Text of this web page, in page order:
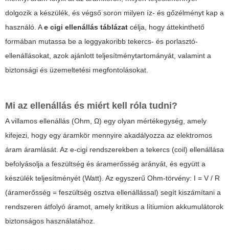
dolgozik a készülék, és végső soron milyen íz- és gőzélményt kap a
használó. Ae cigi ellenállás táblázat célja, hogy áttekinthető
formában mutassa be a leggyakoribb tekercs- és porlasztó-
ellenállásokat, azok ajánlott teljesítménytartományát, valamint a
biztonsági és üzemeltetési megfontolásokat.
Mi az ellenállás és miért kell róla tudni?
A villamos ellenállás (Ohm, Ω) egy olyan mértékegység, amely
kifejezi, hogy egy áramkör mennyire akadályozza az elektromos
áram áramlását. Az e-cigi rendszerekben a tekercs (coil) ellenállása
befolyásolja a feszültség és áramerősség arányát, és együtt a
készülék teljesítményét (Watt). Az egyszerű Ohm-törvény: I = V / R
(áramerősség = feszültség osztva ellenállással) segít kiszámítani a
rendszeren átfolyó áramot, amely kritikus a lítiumion akkumulátorok
biztonságos használatához.